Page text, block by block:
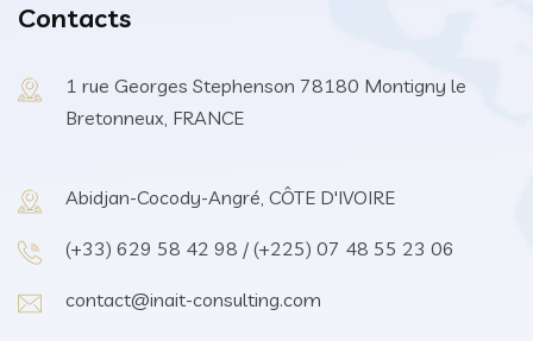
Contacts
1 rue Georges Stephenson 78180 Montigny le
Bretonneux, FRANCE
Abidjan-Cocody-Angré, CÔTE D'IVOIRE
(+33) 629 58 42 98 / (+225) 07 48 55 23 06
contact@inait-consulting.com